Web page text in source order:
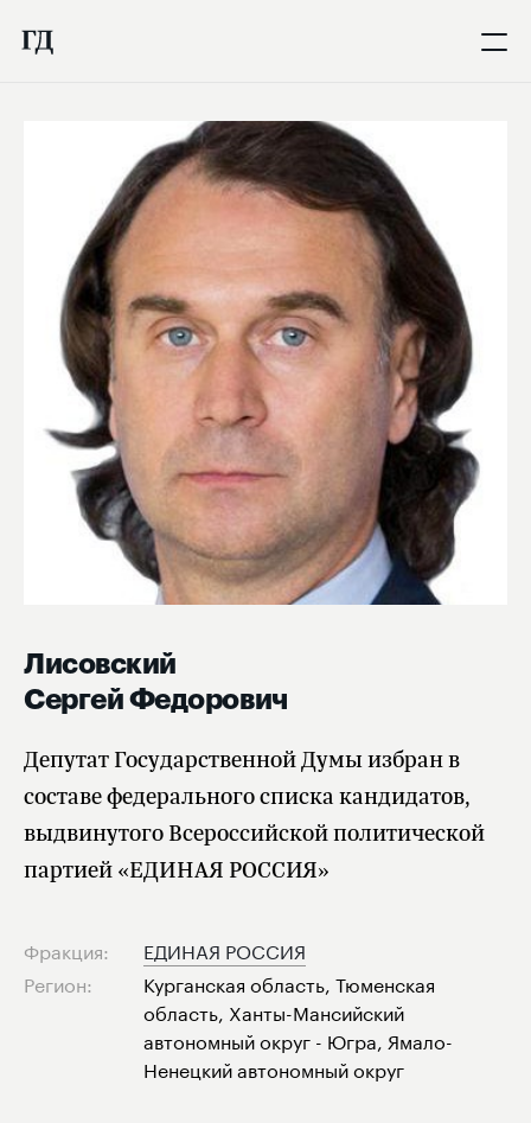
Лисовский
Сергей Федорович
Депутат Государственной Думы избран в
составе федерального списка кандидатов,
выдвинутого Всероссийской политической
партией «ЕДИНАЯ РОССИЯ»
Фракция:
ЕДИНАЯ РОССИЯ
Регион:
Курганская область, Тюменская
область, Ханты-Мансийский
автономный округ - Югра, Ямало-
Ненецкий автономный округ